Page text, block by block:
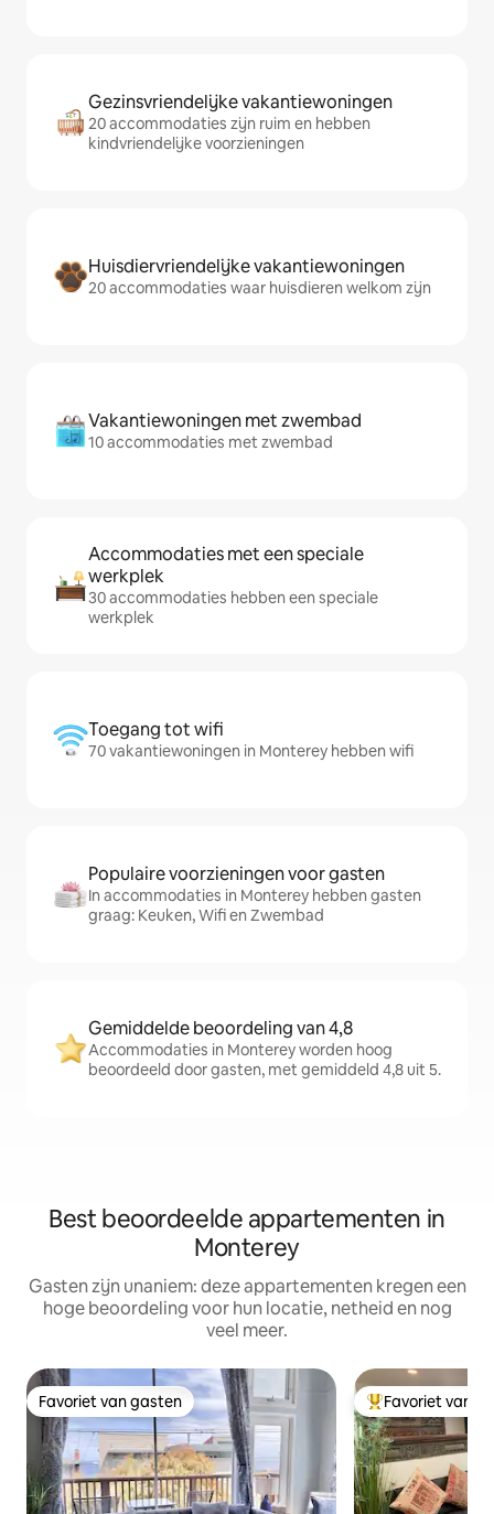
Gezinsvriendelijke vakantiewoningen
20 accommodaties zijn ruim en hebben
kindvriendelijke voorzieningen
Huisdiervriendelijke vakantiewoningen
20 accommodaties waar huisdieren welkom zijn
Vakantiewoningen met zwembad
10 accommodaties met zwembad
Accommodaties met een speciale
werkplek
30 accommodaties hebben een speciale
werkplek
Toegang tot wifi
70 vakantiewoningen in Monterey hebben wifi
Populaire voorzieningen voor gasten
In accommodaties in Monterey hebben gasten
graag: Keuken, Wifi en Zwembad
Gemiddelde beoordeling van 4,8
Accommodaties in Monterey worden hoog
beoordeeld door gasten, met gemiddeld 4,8 uit 5.
Best beoordeelde appartementen in
Monterey
Gasten zijn unaniem: deze appartementen kregen een
hoge beoordeling voor hun locatie, netheid en nog
veel meer.
Favoriet van gasten
Favoriet van gasten Topfavoriet van
Favoriet van